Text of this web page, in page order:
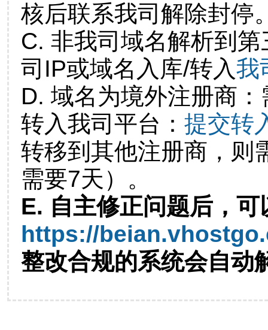
核后联系我司解除封停
C. 非我司域名解析到
司IP或域名入库/转入我
D. 域名为境外注册商
转入我司平台： 提交转
转移到其他注册商，则
需要7天）。
E. 自主修正问题后，可
https://
整改合规的系统会自动